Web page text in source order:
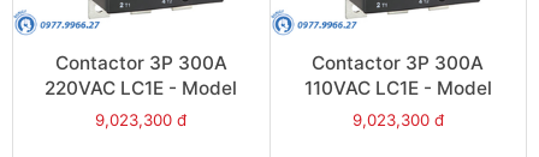
Contactor 3P 300A
220VAC LC1E - Model
LC1E300M6
9,023,300 đ
Contactor 3P 300A
110VAC LC1E - Model
LC1E300F6
9,023,300 đ